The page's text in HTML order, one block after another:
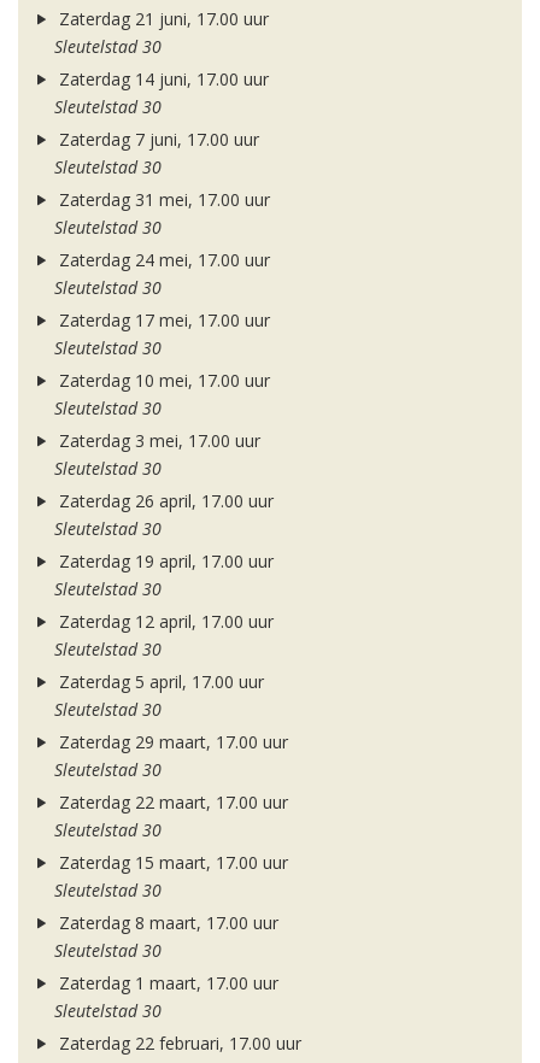
Zaterdag 21 juni, 17.00 uur
Sleutelstad 30
Zaterdag 14 juni, 17.00 uur
Sleutelstad 30
Zaterdag 7 juni, 17.00 uur
Sleutelstad 30
Zaterdag 31 mei, 17.00 uur
Sleutelstad 30
Zaterdag 24 mei, 17.00 uur
Sleutelstad 30
Zaterdag 17 mei, 17.00 uur
Sleutelstad 30
Zaterdag 10 mei, 17.00 uur
Sleutelstad 30
Zaterdag 3 mei, 17.00 uur
Sleutelstad 30
Zaterdag 26 april, 17.00 uur
Sleutelstad 30
Zaterdag 19 april, 17.00 uur
Sleutelstad 30
Zaterdag 12 april, 17.00 uur
Sleutelstad 30
Zaterdag 5 april, 17.00 uur
Sleutelstad 30
Zaterdag 29 maart, 17.00 uur
Sleutelstad 30
Zaterdag 22 maart, 17.00 uur
Sleutelstad 30
Zaterdag 15 maart, 17.00 uur
Sleutelstad 30
Zaterdag 8 maart, 17.00 uur
Sleutelstad 30
Zaterdag 1 maart, 17.00 uur
Sleutelstad 30
Zaterdag 22 februari, 17.00 uur